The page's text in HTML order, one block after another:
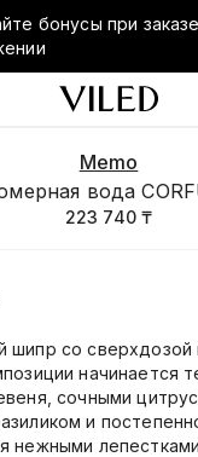
бонусы при
Memo
вода
223 740 ₸
шипр со сверхдозой
начинается
сочными
и
нежными